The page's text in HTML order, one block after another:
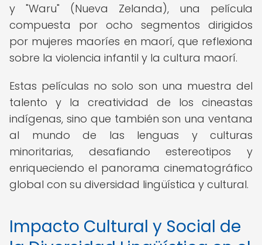
y "Waru" (Nueva Zelanda), una película
compuesta por ocho segmentos dirigidos
por mujeres maoríes en maorí, que reflexiona
sobre la violencia infantil y la cultura maorí.
Estas películas no solo son una muestra del
talento y la creatividad de los cineastas
indígenas, sino que también son una ventana
al mundo de las lenguas y culturas
minoritarias, desafiando estereotipos y
enriqueciendo el panorama cinematográfico
global con su diversidad lingüística y cultural.
Impacto Cultural y Social de